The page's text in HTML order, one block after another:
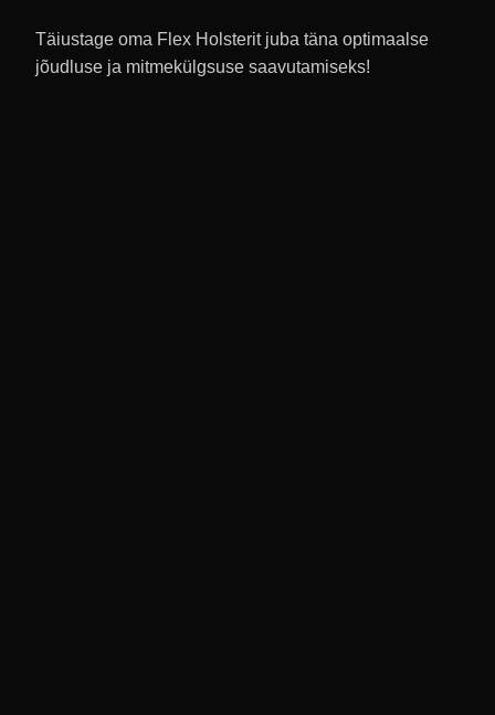
Täiustage oma Flex Holsterit juba täna optimaalse
jõudluse ja mitmekülgsuse saavutamiseks!